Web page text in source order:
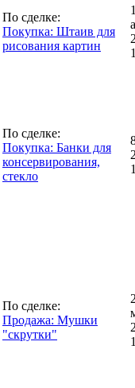
По сделке:
Покупка: Штаив для
рисования картин
По сделке:
Покупка: Банки для
консервирования,
стекло
По сделке:
Продажа: Мушки
"скрутки"